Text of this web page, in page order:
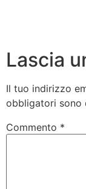
Lascia
Il tuo indirizzo
obbligatori sono
Commento *